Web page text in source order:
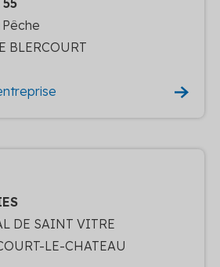
BLERCOURT
DE SAINT VITRE
LE-CHATEAU